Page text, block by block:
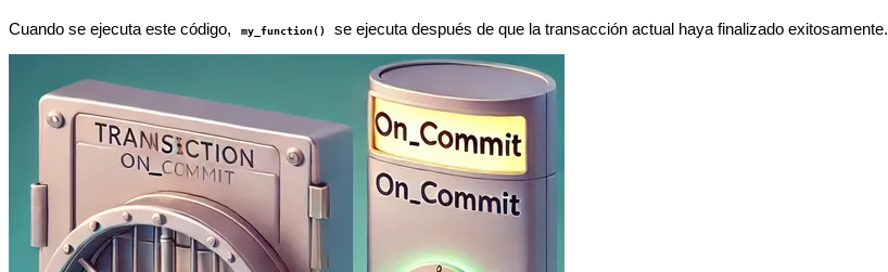
Cuando se ejecuta este código, my_function() se ejecuta después de que la transacción actual haya finalizado exitosamente.